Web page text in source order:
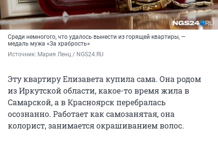
Среди немногого, что удалось вынести из горящей квартиры, —
медаль мужа «За храбрость»
Источник: Мария Ленц / NGS24.RU
Эту квартиру Елизавета купила сама. Она родом
из Иркутской области, какое-то время жила в
Самарской, а в Красноярск перебралась
осознанно. Работает как самозанятая, она
колорист, занимается окрашиванием волос.